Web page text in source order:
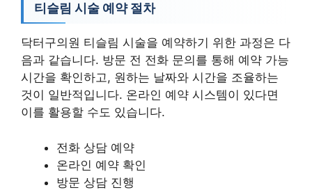
티슬림 시술 예약 절차
닥터구의원 티슬림 시술을 예약하기 위한 과정은 다
음과 같습니다. 방문 전 전화 문의를 통해 예약 가능
시간을 확인하고, 원하는 날짜와 시간을 조율하는
것이 일반적입니다. 온라인 예약 시스템이 있다면
이를 활용할 수도 있습니다.
전화 상담 예약
온라인 예약 확인
방문 상담 진행